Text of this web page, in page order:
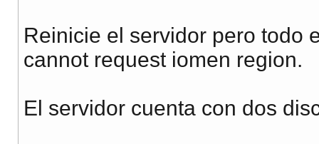
Reinicie el servidor pero todo
cannot request iomen region.
El servidor cuenta con dos